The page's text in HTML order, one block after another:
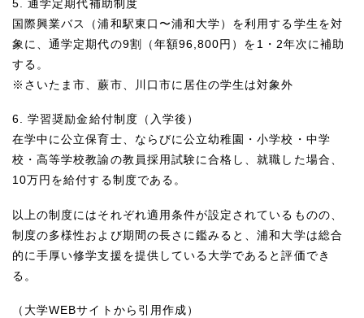
5. 通学定期代補助制度
国際興業バス（浦和駅東口〜浦和大学）を利用する学生を対
象に、通学定期代の9割（年額96,800円）を1・2年次に補助
する。
※さいたま市、蕨市、川口市に居住の学生は対象外
6. 学習奨励金給付制度（入学後）
在学中に公立保育士、ならびに公立幼稚園・小学校・中学
校・高等学校教諭の教員採用試験に合格し、就職した場合、
10万円を給付する制度である。
以上の制度にはそれぞれ適用条件が設定されているものの、
制度の多様性および期間の長さに鑑みると、浦和大学は総合
的に手厚い修学支援を提供している大学であると評価でき
る。
（大学WEBサイトから引用作成）